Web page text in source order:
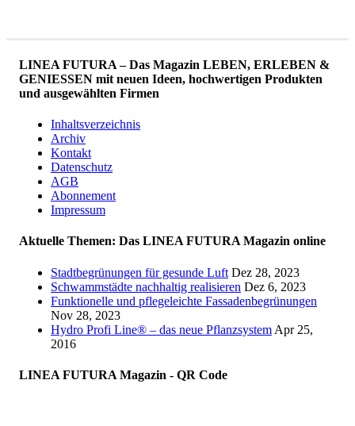
LINEA FUTURA – Das Magazin LEBEN, ERLEBEN &
GENIESSEN mit neuen Ideen, hochwertigen Produkten
und ausgewählten Firmen
Inhaltsverzeichnis
Archiv
Kontakt
Datenschutz
AGB
Abonnement
Impressum
Aktuelle Themen: Das LINEA FUTURA Magazin online
Stadtbegrünungen für gesunde Luft Dez 28, 2023
Schwammstädte nachhaltig realisieren Dez 6, 2023
Funktionelle und pflegeleichte Fassadenbegrünungen
Nov 28, 2023
Hydro Profi Line® – das neue Pflanzsystem Apr 25,
2016
LINEA FUTURA Magazin - QR Code